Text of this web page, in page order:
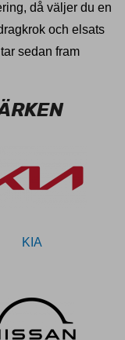
då väljer du en
och elsats
sedan fram
KIA